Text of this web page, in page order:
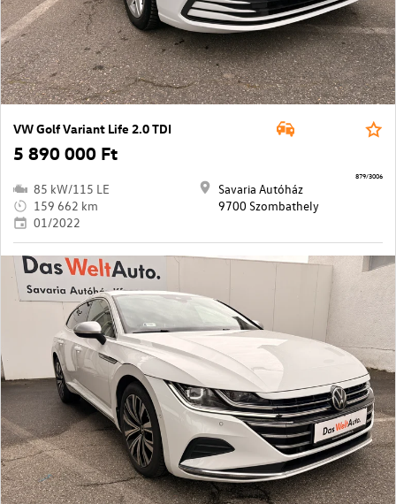
VW Golf Variant Life 2.0 TDI
5 890 000 Ft
85 kW/115 LE
159 662 km
01/2022
Savaria Autóház
9700 Szombathely
879/3006